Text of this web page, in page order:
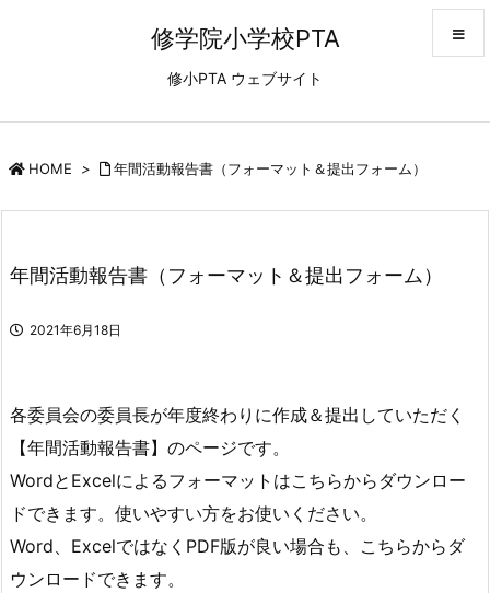
修学院小学校PTA
修小PTA ウェブサイト
HOME > 年間活動報告書（フォーマット＆提出フォーム）
年間活動報告書（フォーマット＆提出フォーム）
2021年6月18日
各委員会の委員長が年度終わりに作成＆提出していただく
【年間活動報告書】のページです。
WordとExcelによるフォーマットはこちらからダウンロー
ドできます。使いやすい方をお使いください。
Word、ExcelではなくPDF版が良い場合も、こちらからダ
ウンロードできます。